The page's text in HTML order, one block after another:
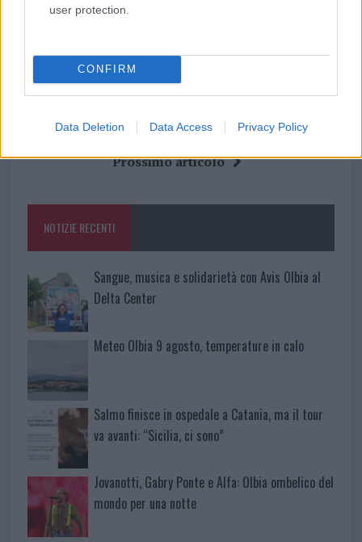
user protection.
CONFIRM
Data Deletion Data Access Privacy Policy
F
ce
b
o
k
T
it
te
Pi
n
te
re
W
at
s
p
S
a
re
Prossimo articolo
NOTIZIE RECENTI
Sangue, musica e solidarietà con Avis Olbia al
Delta Center
Meteo Olbia 9 agosto, temperature in calo
Salmo finisce in ospedale a Catania, ma il tour
va avanti: “Sicilia, ci sono”
Jovanotti, Gabry Ponte e Alfa: Olbia ombelico del
mondo per una notte